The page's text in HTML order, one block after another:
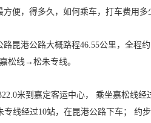
便，得多久，如何乘车，打车费用多
路昆港公路大概路程46.55公里，全程
松线→松朱专线。
米到嘉定客运中心， 乘坐嘉松线经
专线经过10站，在昆港公路下车； 约